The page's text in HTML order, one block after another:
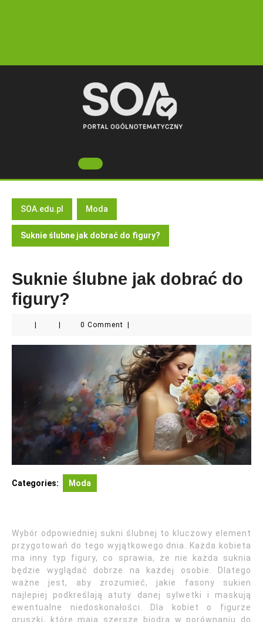
Open
Button
SOA.edu.pl Moda
Suknie ślubne jak dobrać do figury?
Suknie ślubne jak dobrać do
figury?
0 Comment
Categories: Moda
Wybór odpowiedniej sukni ślubnej to kluczowy element
przygotowań do tego wyjątkowego dnia. Każda kobieta
ma inny typ figury, co sprawia, że nie każda suknia
będzie wyglądać dobrze na każdej osobie. Dlatego
ważne jest, aby zrozumieć, jakie fasony sukien
najlepiej podkreślają atuty danej sylwetki i maskują
ewentualne niedoskonałości. Dla kobiet o figurze
gruszki, które mają szersze biodra w porównaniu do